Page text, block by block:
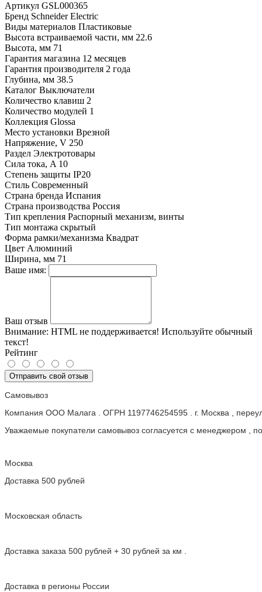
Артикул GSL000365
Бренд Schneider Electric
Виды материалов Пластиковые
Высота встраиваемой части, мм 22.6
Высота, мм 71
Гарантия магазина 12 месяцев
Гарантия производителя 2 года
Глубина, мм 38.5
Каталог Выключатели
Количество клавиш 2
Количество модулей 1
Коллекция Glossa
Место установки Врезной
Напряжение, V 250
Раздел Электротовары
Сила тока, A 10
Степень защиты IP20
Стиль Современный
Страна бренда Испания
Страна производства Россия
Тип крепления Распорный механизм, винты
Тип монтажа скрытый
Форма рамки/механизма Квадрат
Цвет Алюминий
Ширина, мм 71
Ваше имя:
Ваш отзыв
Внимание: HTML не поддерживается! Используйте обычный
текст!
Рейтинг
Отправить свой отзыв
Самовывоз
Компания ООО Малага . ОГРН 1197746254595 . г. Москва ,
Уважаемые покупатели самовывоз согласуется с менеджером ,
Москва
Доставка 500 рублей
Московская область
Доставка заказа 500 рублей + 30 рублей за км .
Доставка в регионы России